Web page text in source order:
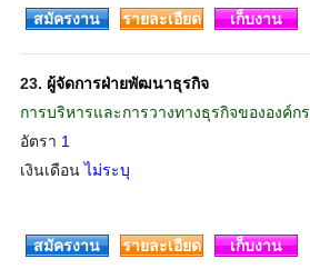
สมัครงาน รายละเอียด เก็บงาน
23. ผู้จัดการฝ่ายพัฒนาธุรกิจ
การบริหารและการวางทางธุรกิจขององค์กร
อัตรา 1
เงินเดือนไม่ระบุ
สมัครงาน
รายละเอียด เก็บงาน